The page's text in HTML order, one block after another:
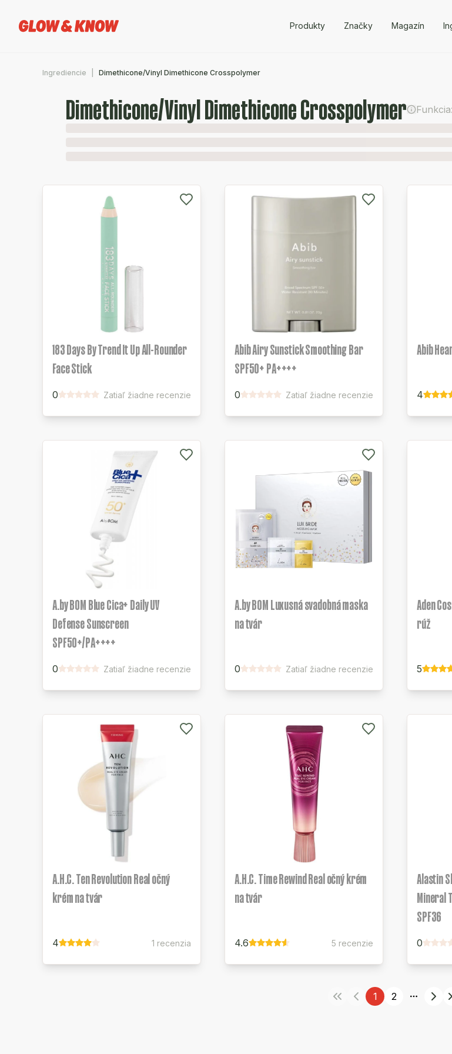
Produkty Značky Magazín
Ingrediencie Dimethicone/Vinyl Dimethicone Crosspolymer
Dimethicone/Vinyl Dimethicone Crosspolymer Funkcia:
183 Days By Trend It Up All-Rounder
Face Stick
0 Zatiaľ žiadne recenzie
Abib Airy Sunstick Smoothing Bar
SPF50+ PA++++
0 Zatiaľ žiadne recenzie
Abib
4
A.by BOM Blue Cica+ Daily UV
Defense Sunscreen
SPF50+/PA++++
0 Zatiaľ žiadne recenzie
A.by BOM Luxusná svadobná maska
na tvár
0 Zatiaľ žiadne recenzie
Aden
rúž
5
A.H.C. Ten Revolution Real očný
krém na tvár
4 1 recenzia
A.H.C. Time Rewind Real očný krém
na tvár
4.6 5 recenzie
Alastin
Mineral
SPF36
0
1 2
More